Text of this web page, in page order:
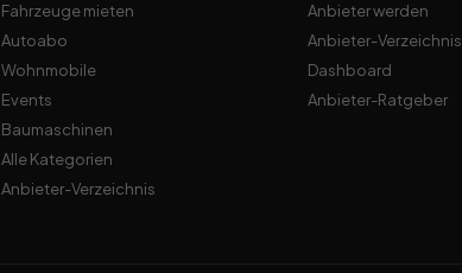
Fahrzeuge mieten
Autoabo
Wohnmobile
Events
Baumaschinen
Alle Kategorien
Anbieter-Verzeichnis
Anbieter werden
Anbieter-Verzeichnis
Dashboard
Anbieter-Ratgeber